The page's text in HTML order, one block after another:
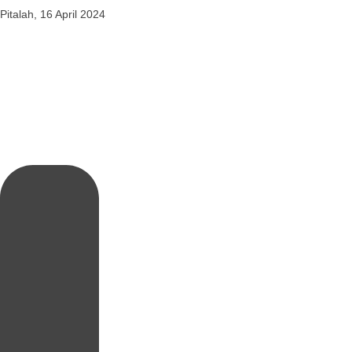
Pitalah, 16 April 2024